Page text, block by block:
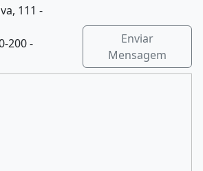
111 -
200 -
Enviar
Mensagem